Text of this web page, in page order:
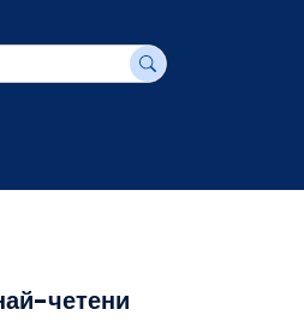
четени